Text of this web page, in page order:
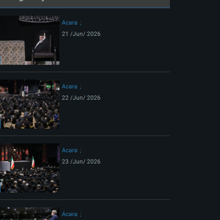
Acara
21 /Jun/ 2026
Acara
22 /Jun/ 2026
Acara
23 /Jun/ 2026
Acara